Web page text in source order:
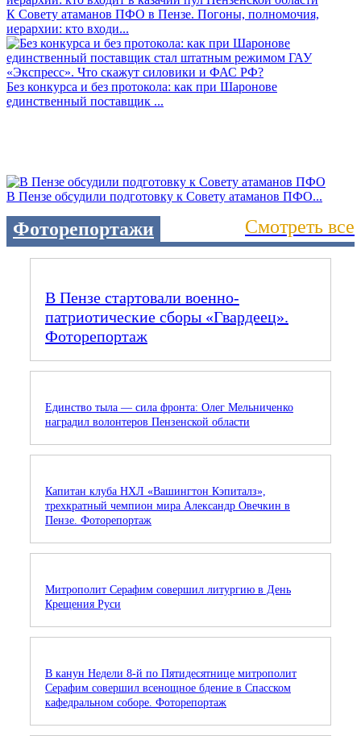
К Совету атаманов ПФО в Пензе. Погоны, полномочия,
иерархии: кто входи...
Без конкурса и без протокола: как при Шаронове
единственный поставщик ...
В Пензе обсудили подготовку к Совету атаманов ПФО...
Фоторепортажи Смотреть все
В Пензе стартовали военно-
патриотические сборы «Гвардеец».
Фоторепортаж
Единство тыла — сила фронта: Олег Мельниченко
наградил волонтеров Пензенской области
Капитан клуба НХЛ «Вашингтон Кэпиталз»,
трехкратный чемпион мира Александр Овечкин в
Пензе. Фоторепортаж
Митрополит Серафим совершил литургию в День
Крещения Руси
В канун Недели 8-й по Пятидесятнице митрополит
Серафим совершил всенощное бдение в Спасском
кафедральном соборе. Фоторепортаж